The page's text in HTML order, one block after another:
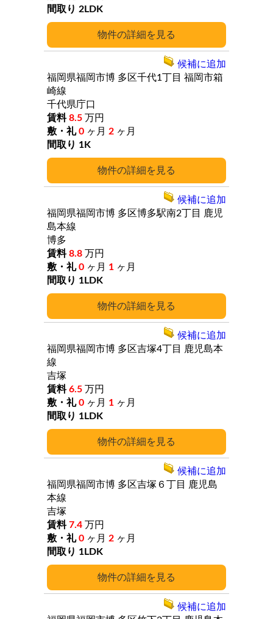
詳細
2LDK
詳細
福岡県福岡市博 多区千代1丁目 福岡市箱
崎線
千代県庁口
8.5 万円
0 ヶ月 2 ヶ月
1K
候補に追加
詳細
福岡県福岡市博 多区博多駅南2丁目
鹿児
島本線
博多
8.8 万円
0 ヶ月 1 ヶ月
1LDK
候補に追加
詳細
福岡県福岡市博 多区吉塚4丁目
鹿児島本
線
吉塚
6.5 万円
0 ヶ月 1 ヶ月
1LDK
候補に追加
詳細
福岡県福岡市博 多区吉塚６丁目
鹿児島
本線
吉塚
7.4 万円
0 ヶ月 2 ヶ月
1LDK
候補に追加
候補に追加